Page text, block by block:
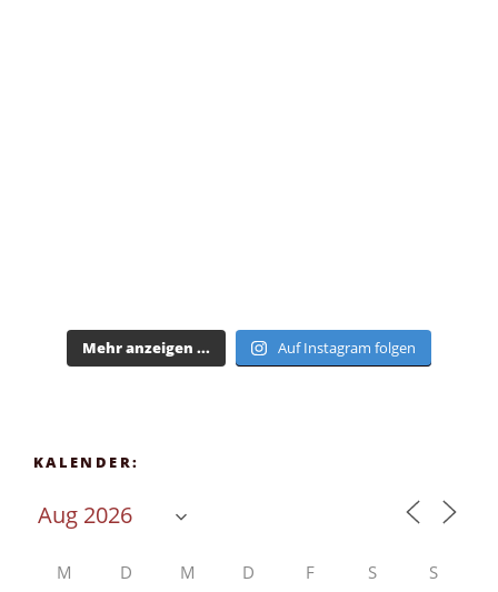
Mehr anzeigen ... Auf Instagram folgen
KALENDER:
M D M D F S S